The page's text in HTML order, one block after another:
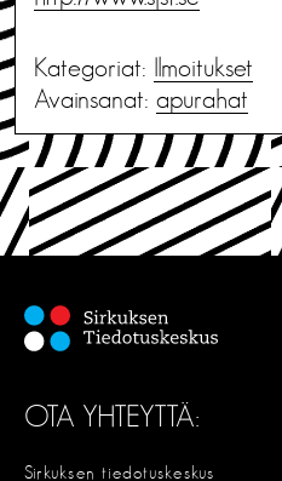
Kategoriat: Ilmoitukset
Avainsanat: apurahat
OTA YHTEYTTÄ:
Sirkuksen tiedotuskeskus